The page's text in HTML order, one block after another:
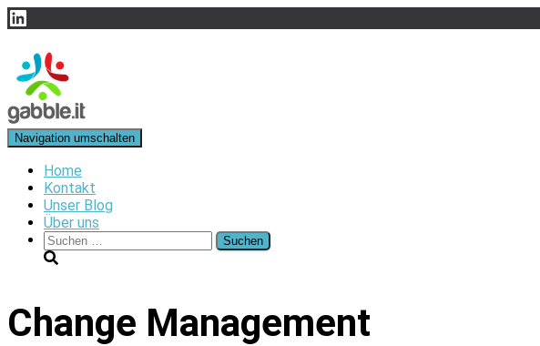
LinkedIn
Navigation umschalten
Home
Kontakt
Unser Blog
Über uns
Suchen
nach:
Change Management